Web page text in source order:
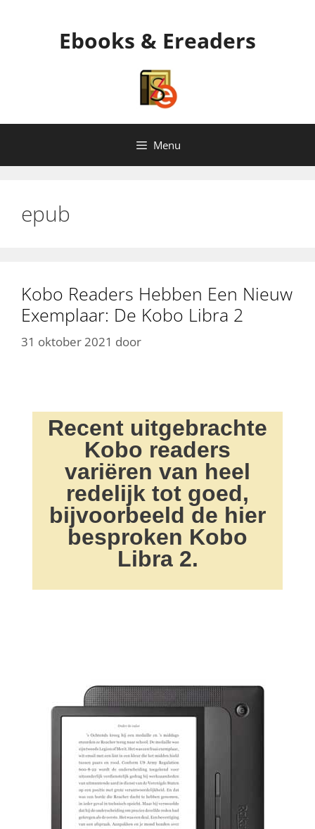
Ebooks & Ereaders
Menu
epub
Kobo Readers Hebben Een Nieuw
Exemplaar: De Kobo Libra 2
31 oktober 2021 door
Recent uitgebrachte
Kobo readers
variëren van heel
redelijk tot goed,
bijvoorbeeld de hier
besproken Kobo
Libra 2.